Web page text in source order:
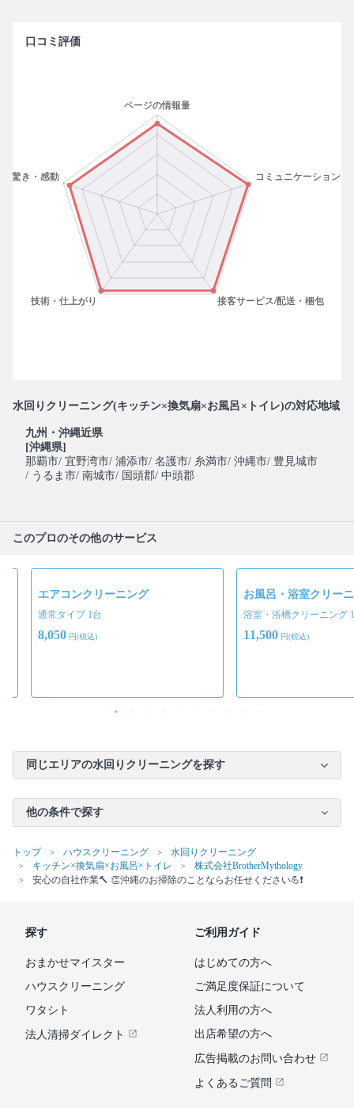
口コミ評価
水回りクリーニング(キッチン×換気扇×お風呂×トイレ)の対応地域
九州・沖縄近県
[沖縄県]
那覇市/ 宜野湾市/ 浦添市/ 名護市/ 糸満市/ 沖縄市/ 豊見城市
/ うるま市/ 南城市/ 国頭郡/ 中頭郡
このプロのその他のサービス
エアコンクリーニング
通常タイプ 1台
8,050 円(税込)
お風呂・浴室クリー
浴室・浴槽クリーニング
11,500 円(税込)
同じエリアの水回りクリーニングを探す
他の条件で探す
トップ ハウスクリーニング
水回りクリーニング
キッチン×換気扇×お風呂×トイレ
株式会社BrotherMythology
安心の自社作業🔨 👏沖縄のお掃除のことならお任せください💪❗️
探す
おまかせマイスター
ハウスクリーニング
ワタシト
法人清掃ダイレクト
ご利用ガイド
はじめての方へ
ご満足度保証について
法人利用の方へ
出店希望の方へ
広告掲載のお問い合わせ
よくあるご質問